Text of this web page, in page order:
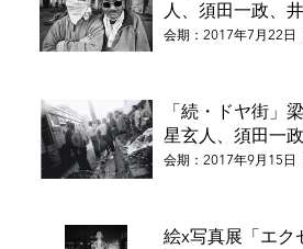
人、須田一政、
会期：2017年7月22日
「続・ドヤ街」
星玄人、須田一
会期：2017年9月15日
絵x写真展「エク